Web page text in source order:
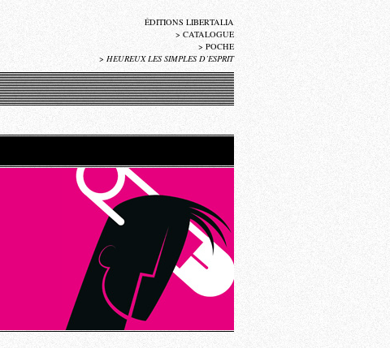
ÉDITIONS LIBERTALIA
> CATALOGUE
> POCHE
> HEUREUX LES SIMPLES D’ESPRIT